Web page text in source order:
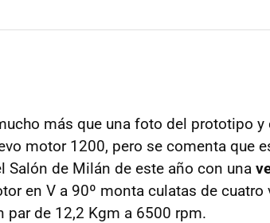
más que una foto del prototipo y
motor 1200, pero se comenta que
Salón de Milán de este año con una
en V a 90º monta culatas de
par de 12,2 Kgm a 6500 rpm.